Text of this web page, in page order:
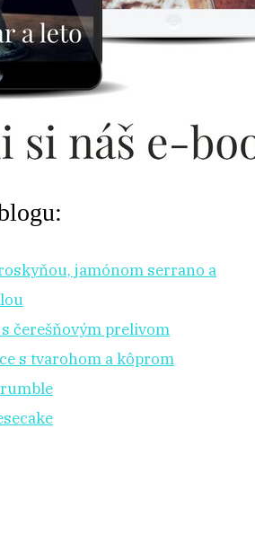
jamónom serrano a
čerešňovým prelivom
s tvarohom a kôprom